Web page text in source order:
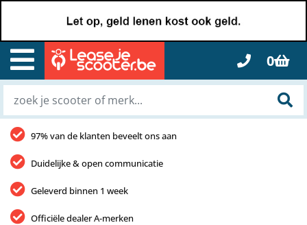
0
97% van de klanten beveelt ons aan
Duidelijke & open communicatie
Geleverd binnen 1 week
Officiële dealer A-merken